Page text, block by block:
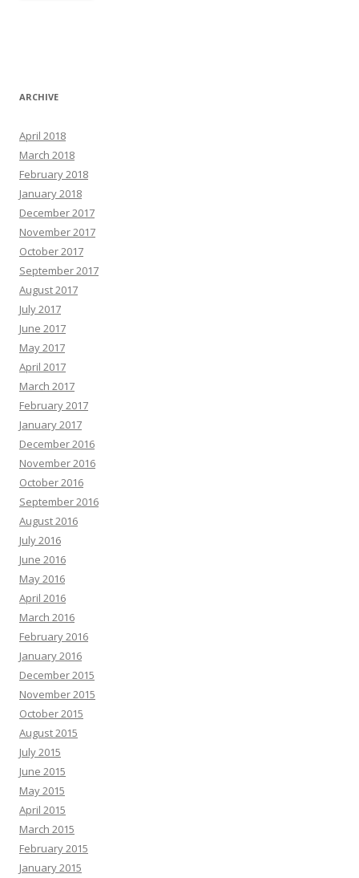
ARCHIVE
April 2018
March 2018
February 2018
January 2018
December 2017
November 2017
October 2017
September 2017
August 2017
July 2017
June 2017
May 2017
April 2017
March 2017
February 2017
January 2017
December 2016
November 2016
October 2016
September 2016
August 2016
July 2016
June 2016
May 2016
April 2016
March 2016
February 2016
January 2016
December 2015
November 2015
October 2015
August 2015
July 2015
June 2015
May 2015
April 2015
March 2015
February 2015
January 2015